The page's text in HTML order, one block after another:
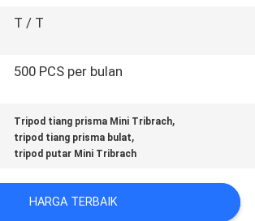
T / T
500 PCS per bulan
Tripod tiang prisma Mini Tribrach,
tripod tiang prisma bulat,
tripod putar Mini Tribrach
HARGA TERBAIK